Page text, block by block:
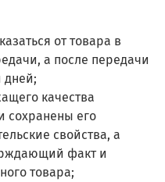
от товара в
а после передачи
дней;
качества
сохранены его
свойства, а
факт и
товара;